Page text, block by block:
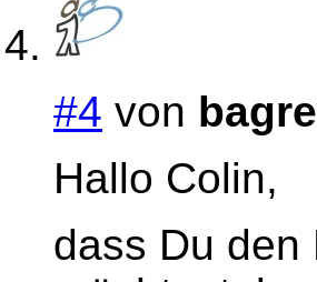
#4 von
Hallo Colin,
dass Du den